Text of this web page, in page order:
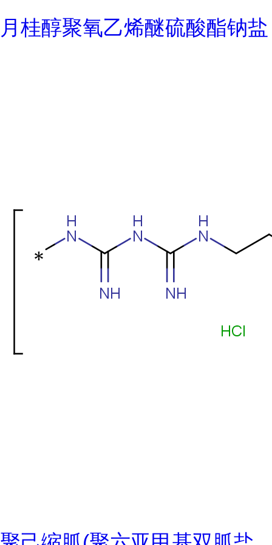
月桂醇聚氧乙烯醚硫酸酯钠盐